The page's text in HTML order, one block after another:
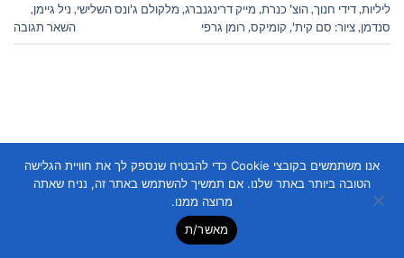
ליליות,דידי חנוך,הוצ' כנרת, מייק דרינגנברג, מלקולם ג'ונס השלישי, ניל גיימן,
סנדמן,ציור: סם קית', קומיקס, רומן גרפי השאר תגובה
Copyright 2026 © Flatsome Themeאנו משתמשים בקובצי Cookie כדי להבטיח שנספק לך את חוויית הגלישה
הטובה ביותר באתר שלנו. אם תמשיך להשתמש באתר זה, נניח שאתה
מרוצה ממנו.
מאשר/ת